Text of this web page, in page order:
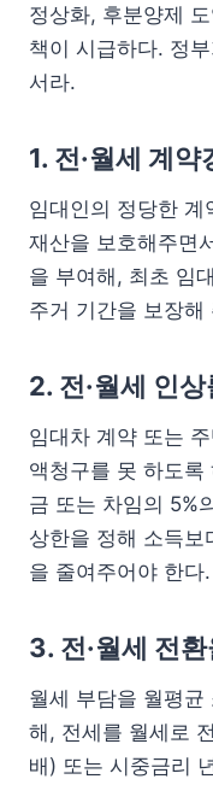
정상화, 후분양제
책이 시급하다. 정
서라.
1. 전·월세 계
임대인의 정당한 계
재산을 보호해주면
을 부여해, 최초 임
주거 기간을 보장해
2. 전·월세 인
임대차 계약 또는
액청구를 못 하도
금 또는 차임의 5%
상한을 정해 소득
을 줄여주어야 한다.
3. 전·월세 전
월세 부담을 월평
해, 전세를 월세로
배) 또는 시중금리